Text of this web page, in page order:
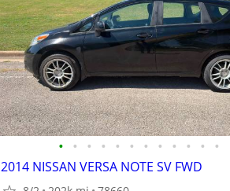
• • • • • • • • • • • •
2014 NISSAN VERSA NOTE SV FWD